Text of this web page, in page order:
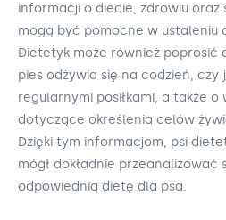
informacji o diecie, zdrowiu oraz
mogą być pomocne w ustaleniu
Dietetyk może również poprosić
pies odżywia się na codzień, czy
regularnymi posiłkami, a także o
dotyczące określenia celów
Dzięki tym informacjom, psi
mógł dokładnie
odpowiednią dietę dla psa.